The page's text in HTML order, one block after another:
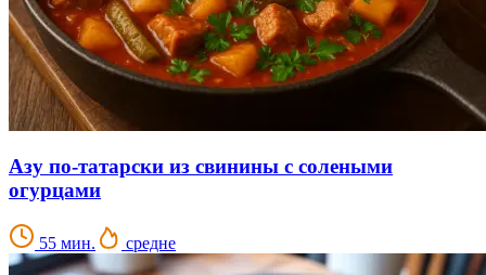
Азу по-татарски из свинины с солеными
огурцами
55 мин. средне